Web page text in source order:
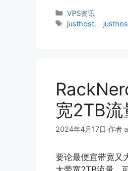
分
类
VPS资讯
标
justhost
宽2TB
2024年4月17日 作者
要论最便宜带宽又